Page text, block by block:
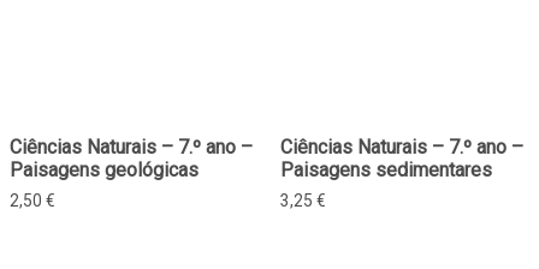
Ciências Naturais – 7.º ano –
Paisagens geológicas
2,50 €
Ciências Naturais – 7.º ano –
Paisagens sedimentares
3,25 €